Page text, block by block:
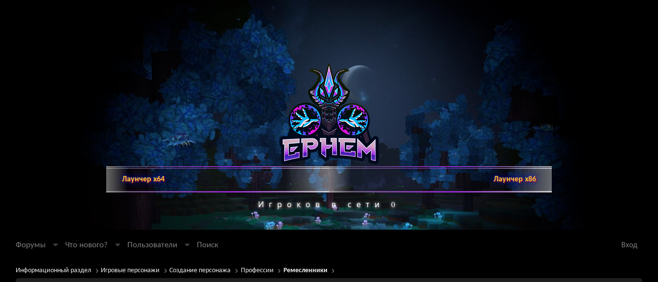
Лаунчер х64 Лаунчер x86
Игроков в сети 0
Форумы Что нового? Пользователи Поиск Вход
Информационный раздел Игровые персонажи Создание персонажа Профессии Ремесленники